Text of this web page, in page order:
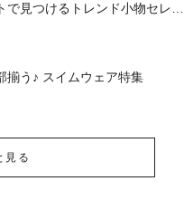
で見つけるトレンド小物セレク
揃う♪ スイムウェア特集
見る